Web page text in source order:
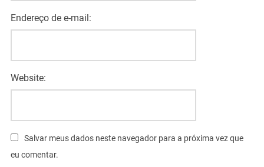
Endereço de e-mail:
Website:
Salvar meus dados neste navegador para a próxima vez que
eu comentar.